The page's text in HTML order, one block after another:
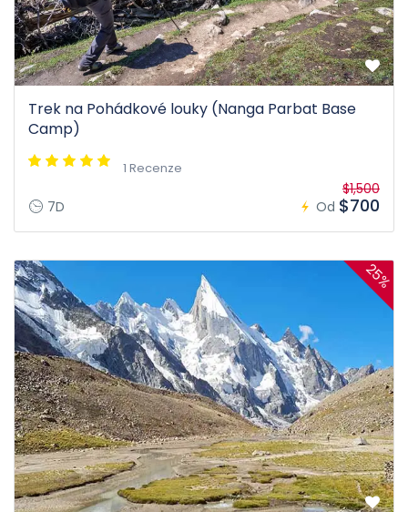
Trek na Pohádkové louky (Nanga Parbat Base
Camp)
1 Recenze
7D Od
$1,500
$700
25%